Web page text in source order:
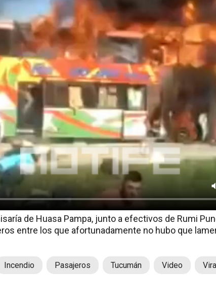
de Huasa Pampa, junto a efectivos de Rumi
entre los que afortunadamente no hubo que
Incendio Pasajeros Tucumán Video